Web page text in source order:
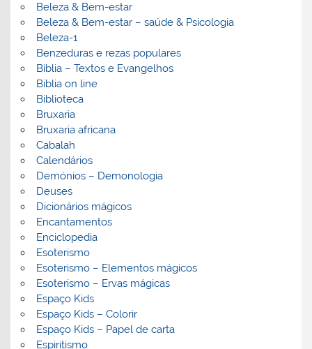
Beleza & Bem-estar
Beleza & Bem-estar – saúde & Psicologia
Beleza-1
Benzeduras e rezas populares
Bíblia – Textos e Evangelhos
Biblia on line
Biblioteca
Bruxaria
Bruxaria africana
Cabalah
Calendários
Demónios – Demonologia
Deuses
Dicionários mágicos
Encantamentos
Enciclopedia
Esoterismo
Esoterismo – Elementos mágicos
Esoterismo – Ervas mágicas
Espaço Kids
Espaço Kids – Colorir
Espaço Kids – Papel de carta
Espiritismo